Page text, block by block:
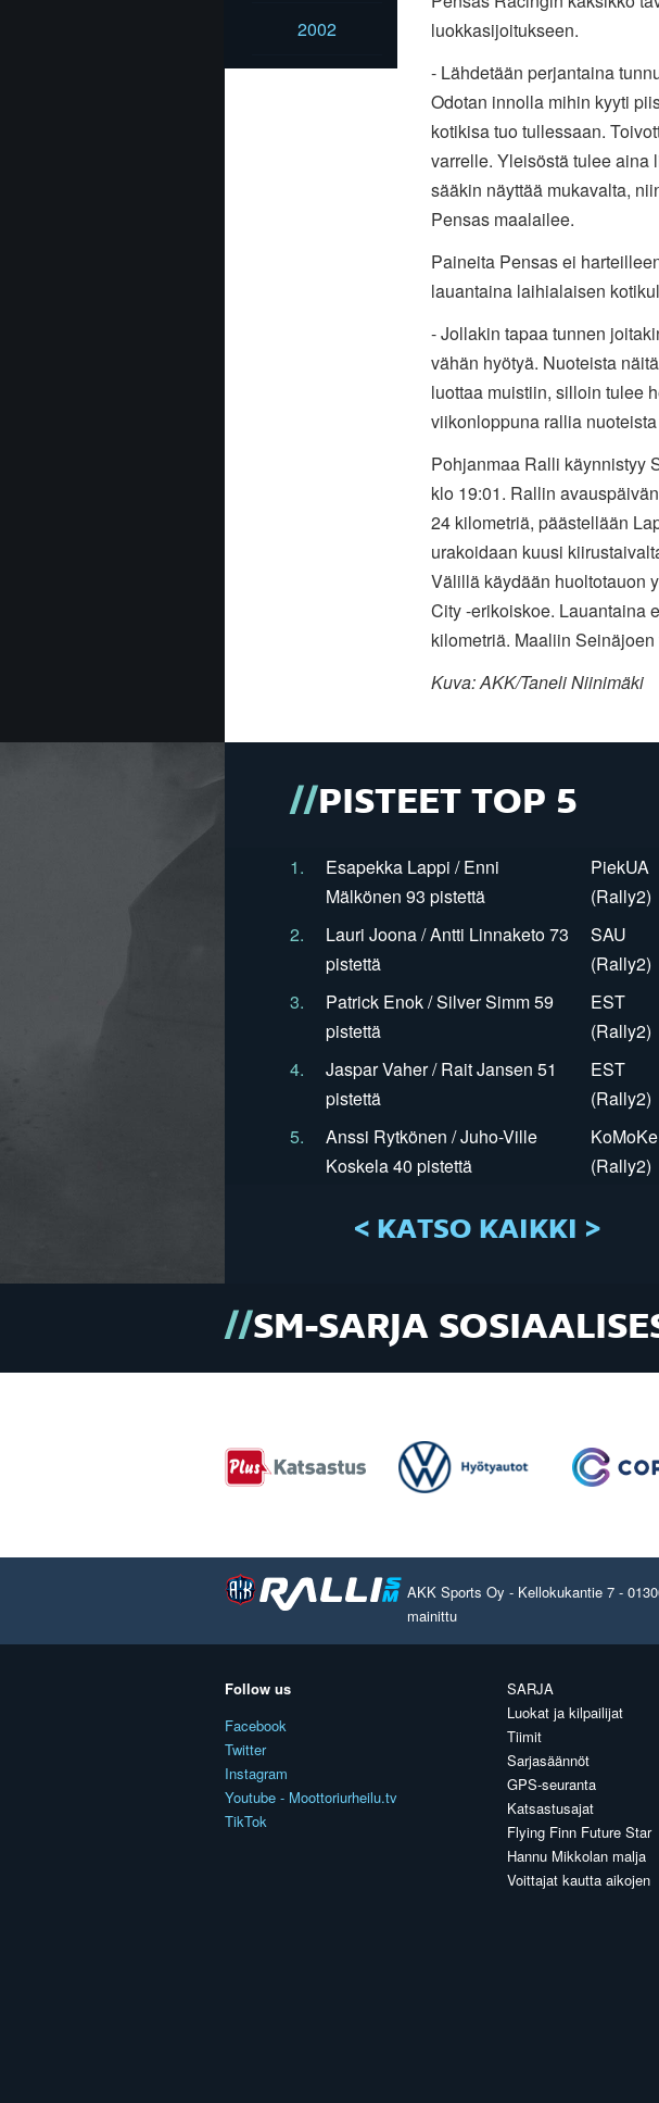
2002
luokkasijoitukseen.
- Lähdetään perjantaina
Odotan innolla mihin kyyti
kotikisa tuo tullessaan.
varrelle. Yleisöstä tulee aina
sääkin näyttää mukavalta,
Pensas maalailee.
Paineita Pensas ei
lauantaina laihialaisen
- Jollakin tapaa tunnen
vähän hyötyä. Nuoteista
luottaa muistiin, silloin tulee
viikonloppuna rallia
Pohjanmaa Ralli käynnistyy
klo 19:01. Rallin
24 kilometriä, päästellään
urakoidaan kuusi
Välillä käydään huoltotauon
City -erikoiskoe. Lauantaina
kilometriä. Maaliin
Kuva: AKK/Taneli Niinimäki
PISTEET TOP 5
1.
Esapekka Lappi / Enni
Mälkönen 93 pistettä
PiekUA
(Rally2)
2.
Lauri Joona / Antti Linnaketo 73
pistettä
SAU
(Rally2)
3.
Patrick Enok / Silver Simm 59
pistettä
EST
(Rally2)
4.
Jaspar Vaher / Rait Jansen 51
pistettä
EST
(Rally2)
5.
Anssi Rytkönen / Juho-Ville
Koskela 40 pistettä
KoMoKe
(Rally2)
< KATSO KAIKKI >
SM-SARJA
AKK Sports Oy - Kellokukantie 7 -
mainittu
Follow us
Facebook
Twitter
Instagram
Youtube - Moottoriurheilu.tv
TikTok
SARJA
Luokat ja kilpailijat
Tiimit
Sarjasäännöt
GPS-seuranta
Katsastusajat
Flying Finn Future Star
Hannu Mikkolan malja
Voittajat kautta aikojen